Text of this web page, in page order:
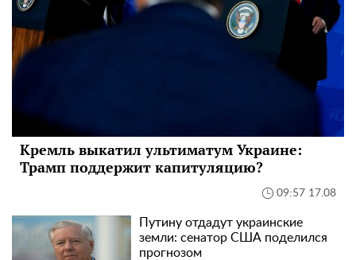
Кремль выкатил ультиматум Украине:
Трамп поддержит капитуляцию?
09:57 17.08
Путину отдадут украинские
земли: сенатор США поделился
прогнозом